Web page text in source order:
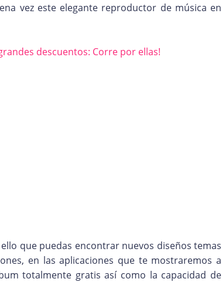
vez este elegante reproductor de música en
descuentos: Corre por ellas!
que puedas encontrar nuevos diseños temas
en las aplicaciones que te mostraremos a
totalmente gratis así como la capacidad de